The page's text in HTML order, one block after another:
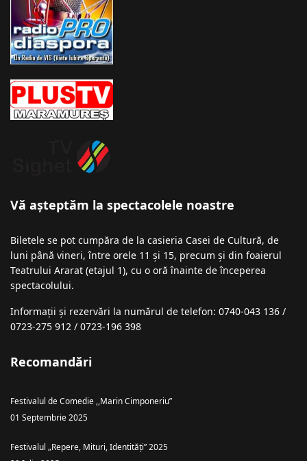
Vă așteptăm la spectacolele noastre
Biletele se pot cumpăra de la casieria Casei de Cultură, de
luni până vineri, între orele 11 și 15, precum și din foaierul
Teatrului Ararat (etajul 1), cu o oră înainte de începerea
spectacolului.
Informații şi rezervări la numărul de telefon: 0740-043 136 /
0723-275 912 / 0723-196 398
Recomandări
Festivalul de Comedie ,,Marin Cimponeriu”
01 Septembrie 2025
Festivalul „Repere, Mituri, Identități” 2025